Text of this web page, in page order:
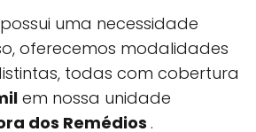
uma necessidade
oferecemos modalidades
todas com cobertura
em nossa unidade
dos Remédios .